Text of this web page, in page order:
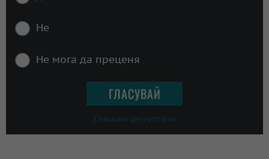
Не
Не мога да преценя
Покажи резултати